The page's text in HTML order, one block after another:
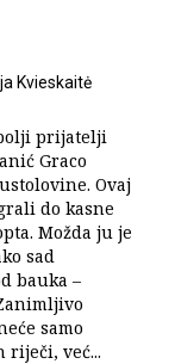
Kvieskaitė
prijatelji
Graco
Ovaj
do kasne
Možda ju je
sad
bauka –
samo
već...